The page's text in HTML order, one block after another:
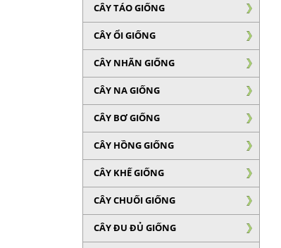
CÂY TÁO GIỐNG
CÂY ỔI GIỐNG
CÂY NHÃN GIỐNG
CÂY NA GIỐNG
CÂY BƠ GIỐNG
CÂY HỒNG GIỐNG
CÂY KHẾ GIỐNG
CÂY CHUỐI GIỐNG
CÂY ĐU ĐỦ GIỐNG